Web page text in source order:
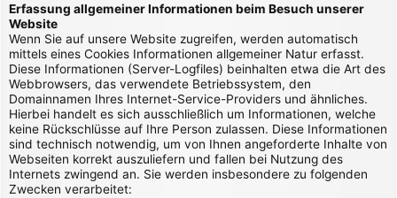
Erfassung allgemeiner Informationen beim Besuch unserer
Website
Wenn Sie auf unsere Website zugreifen, werden automatisch
mittels eines Cookies Informationen allgemeiner Natur erfasst.
Diese Informationen (Server-Logfiles) beinhalten etwa die Art des
Webbrowsers, das verwendete Betriebssystem, den
Domainnamen Ihres Internet-Service-Providers und ähnliches.
Hierbei handelt es sich ausschließlich um Informationen, welche
keine Rückschlüsse auf Ihre Person zulassen. Diese Informationen
sind technisch notwendig, um von Ihnen angeforderte Inhalte von
Webseiten korrekt auszuliefern und fallen bei Nutzung des
Internets zwingend an. Sie werden insbesondere zu folgenden
Zwecken verarbeitet: